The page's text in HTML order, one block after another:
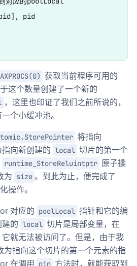
pid
获取当前程序可用的
这个数量创建了一个新的
，这里也印证了我们之前所说的，
个小缓冲池。
将指向
向新创建的 local 切片的第一个
runtime_StoreReluintptr 原子操
为 size 。到此为止，便完成了
操作。
对应的 poolLocal 指针和它的编
的 local 切片是局部变量，在
就无法被访问了。但是，由于我
为指向这个切片的第一个元素的指
在调用
pin 方法时，就能获取到